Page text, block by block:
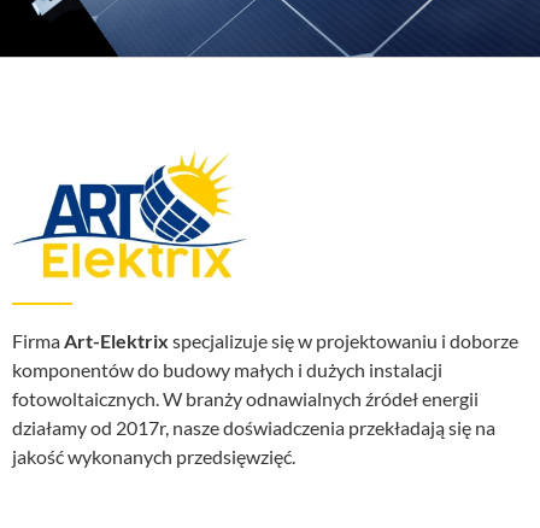
FirmaArt-Elektrix specjalizuje się w projektowaniu i doborze
komponentów do budowy małych i dużych instalacji
fotowoltaicznych. W branży odnawialnych źródeł energii
działamy od 2017r, nasze doświadczenia przekładają się na
jakość wykonanych przedsięwzięć.